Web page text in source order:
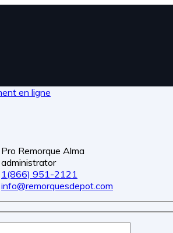
en ligne
Pro Remorque Alma
administrator
1(866) 951-2121
info@remorquesdepot.com